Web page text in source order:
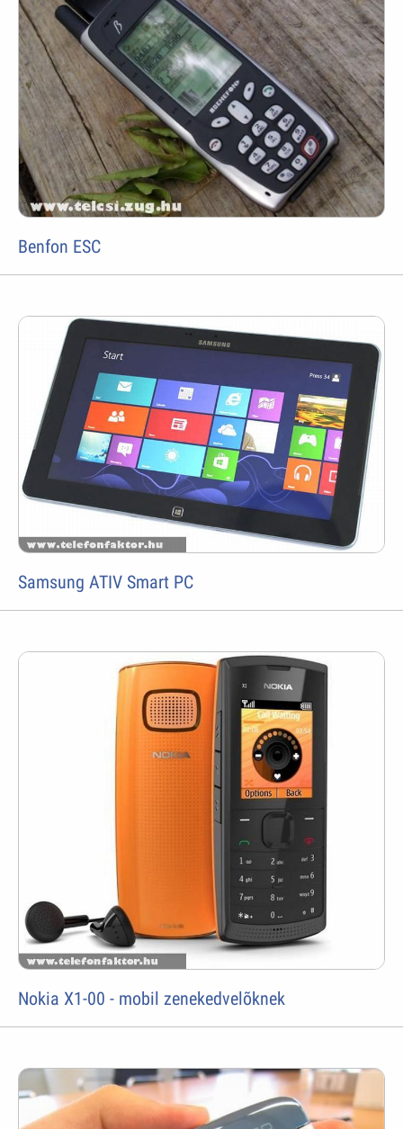
Benfon ESC
Samsung ATIV Smart PC
Nokia X1-00 - mobil zenekedvelõknek